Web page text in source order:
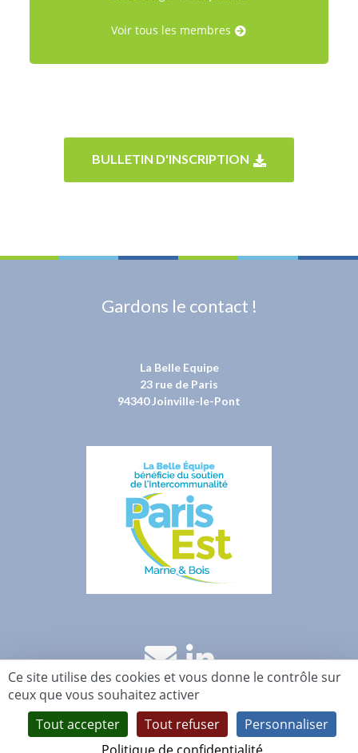
Voir tous les membres
BULLETIN D'INSCRIPTION
Gardons le contact !
La Belle Equipe
23 rue de Paris
94340 Joinville-le-Pont
Accueil Le blog Evénements
Mentions légales
La Belle Equipe ©2026 - Concept byPomlo-Préférences de cookies
Ce site utilise des cookies et vous donne le contrôle sur
ceux que vous souhaitez activer
Tout accepter
Tout refuser
Personnaliser